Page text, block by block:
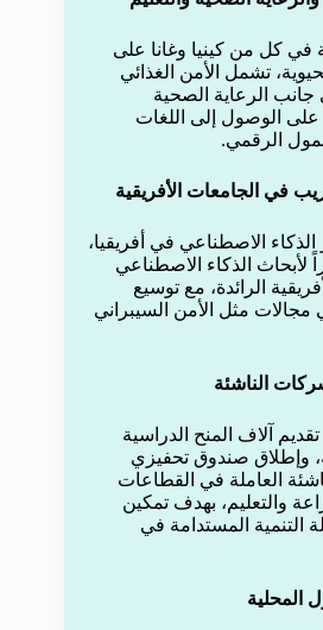
في كل من كينيا وغانا على
تشمل الأمن الغذائي
جانب الرعاية الصحية
على الوصول إلى اللغات
الرقمي.
في الجامعات الأفريقية
الاصطناعي في أفريقيا،
الذكاء الاصطناعي
الرائدة، مع توسيع
مجالات مثل الأمن السيبراني
الناشئة
آلاف المنح الدراسية
وإطلاق صندوق تحفيزي
العاملة في القطاعات
والتعليم، بهدف تمكين
التنمية المستدامة في
المحلية